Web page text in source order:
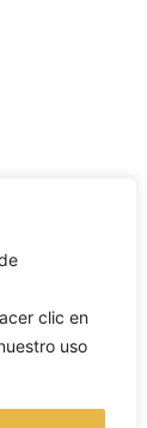
clic en
uso